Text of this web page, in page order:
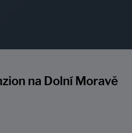
na Dolní Moravě